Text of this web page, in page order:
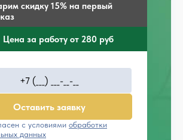
скидку 15% на первый
Цена за работу от 280 руб
Оставить заявку
с условиями обработки
данных